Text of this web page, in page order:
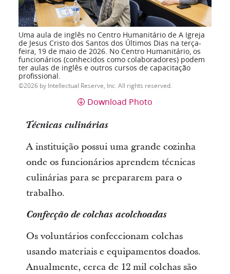
Uma aula de inglês no Centro Humanitário de A Igreja
de Jesus Cristo dos Santos dos Últimos Dias na terça-
feira, 19 de maio de 2026. No Centro Humanitário, os
funcionários (conhecidos como colaboradores) podem
ter aulas de inglês e outros cursos de capacitação
profissional.
2026 by Intellectual Reserve, Inc. All rights reserved.
Download Photo
Técnicas culinárias
A instituição possui uma grande cozinha
onde os funcionários aprendem técnicas
culinárias para se prepararem para o
trabalho.
Confecção de colchas acolchoadas
Os voluntários confeccionam colchas
usando materiais e equipamentos doados.
Anualmente, cerca de 12 mil colchas são